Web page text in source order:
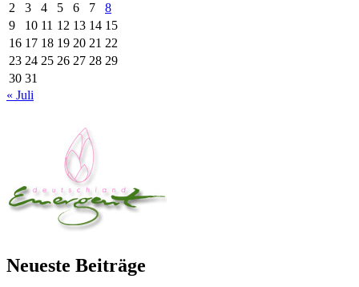
2
3 4 5 6 7
8
9
10 11 12 13 14 15
16 17 18 19 20 21 22
23 24 25 26 27 28 29
30 31
« Juli
Neueste Beiträge